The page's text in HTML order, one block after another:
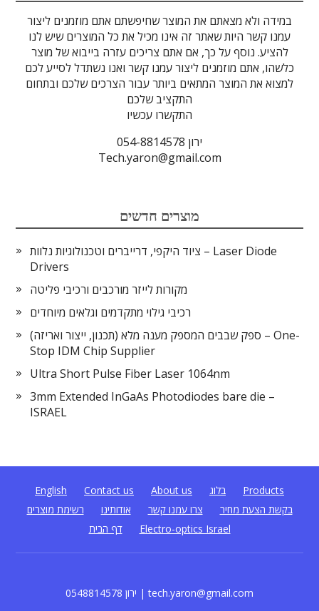
במידה ולא מצאתם את המוצר שחיפשתם אתם מוזמנים ליצור
עמנו קשר היות שאתר זה אינו מכיל את כל המוצרים שיש לנו
להציע. נוסף על כך, אם אתם צריכים עזרה בייבוא של מוצר
כלשהו, אתם מוזמנים ליצור עמנו קשר ואנו נשתדל לסייע לכם
למצוא את המוצר המתאים ביותר עבור הצרכים שלכם ובתחום
התקציב שלכם
התקשרו עכשיו
ירון 054-8814578
Tech.yaron@gmail.com
מוצרים חדשים
ציוד היקפי, דרייברים וטכנולוגיות נלוות – Laser Diode
Drivers
מקורות לייזר מורכבים ורכיבי פליטה
רכיבי גילוי מתקדמים וגלאים מיוחדים
ספק שבבים המספק מענה מלא (תכנון, ייצור ואריזה) – One-
Stop IDM Chip Supplier
Ultra Short Pulse Fiber Laser 1064nm
3mm Extended InGaAs Photodiodes bare die –
ISRAEL
English Contact us About us בלוג
Products
רשימת מוצרים
אודותינו צרו עמנו קשר
בקשת הצעת מחיר
דף הבית
Electro-optics Israel
0548814578 ירון | tech.yaron@gmail.com